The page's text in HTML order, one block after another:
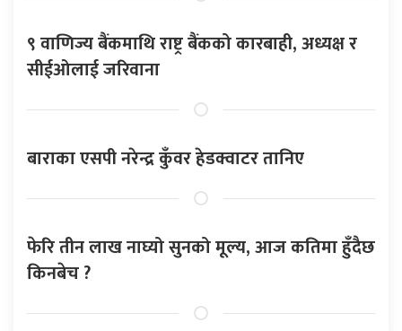
९ वाणिज्य बैंकमाथि राष्ट्र बैंकको कारबाही, अध्यक्ष र
सीईओलाई जरिवाना
बाराका एसपी नरेन्द्र कुँवर हेडक्वाटर तानिए
फेरि तीन लाख नाघ्यो सुनको मूल्य, आज कतिमा हुँदैछ
किनबेच ?